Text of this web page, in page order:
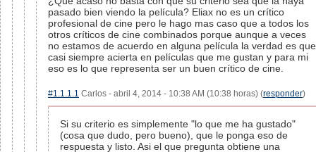
pasado bien viendo la película? Eliax no es un crítico
profesional de cine pero le hago mas caso que a todos los
otros críticos de cine combinados porque aunque a veces
no estamos de acuerdo en alguna película la verdad es que
casi siempre acierta en películas que me gustan y para mi
eso es lo que representa ser un buen crítico de cine.
#1.1.1.1 Carlos - abril 4, 2014 - 10:38 AM (10:38 horas) (responder)
Si su criterio es simplemente "lo que me ha gustado"
(cosa que dudo, pero bueno), que le ponga eso de
respuesta y listo. Asi el que pregunta obtiene una